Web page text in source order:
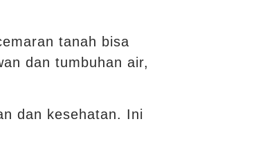
tanah bisa
dan tumbuhan air,
dan kesehatan. Ini